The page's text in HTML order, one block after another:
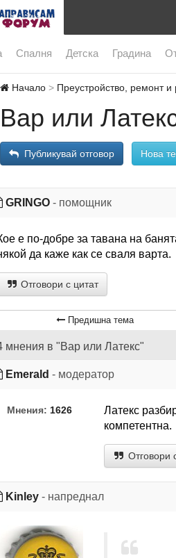
Спалня Детска Градина
Начало Преустройство, ремонт
Вар или
Публикувай отговор Нова
GRINGO - помощник
е по-добре за тавана на
да каже как се сваля варта.
Отговори с цитат
Предишна тема
мнения в "Вар или Латекс"
Emerald - модератор
Мнения: 1626
Латекс
компетентна.
Отговори
Kinley - напреднал